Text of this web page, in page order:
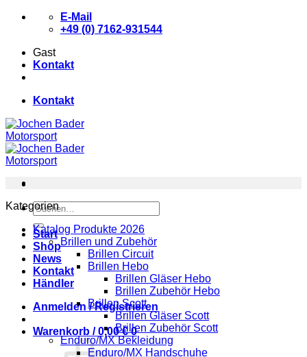
Zum
E-Mail
+49 (0) 7162-931544
Gast
Kontakt
Kontakt
Suchen
nach:
Start
Shop
News
Kontakt
Händler
Anmelden / Registrieren
Warenkorb /0,00€ 0
Kategorien
Katalog Produkte 2026
Brillen und Zubehör
Brillen Circuit
Brillen Hebo
Brillen Gläser Hebo
Brillen Zubehör Hebo
Brillen Scott
Brillen Gläser Scott
Brillen Zubehör Scott
Enduro/MX Bekleidung
Enduro/MX Handschuhe